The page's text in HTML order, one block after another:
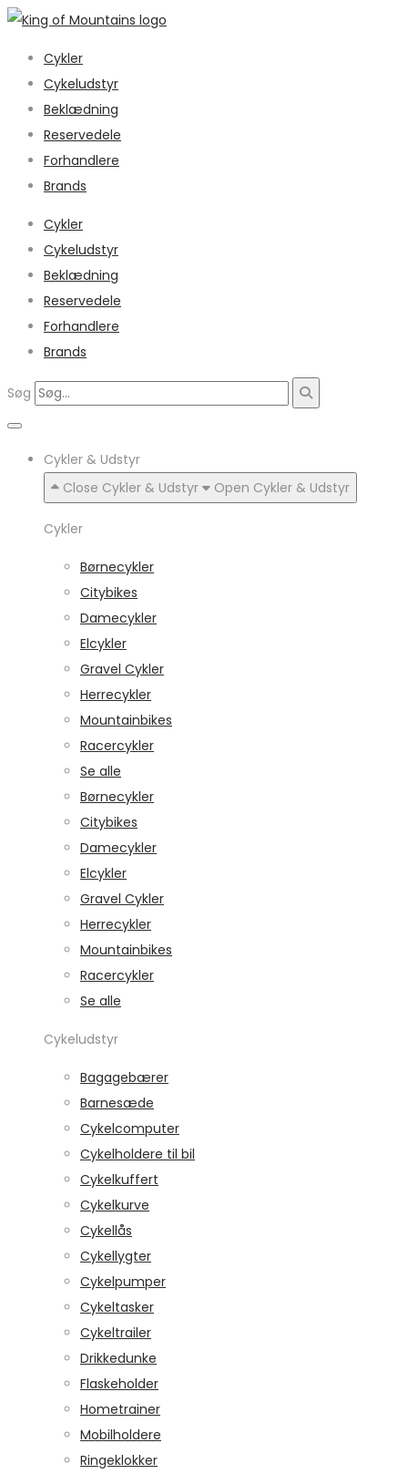
Cykler
Cykeludstyr
Beklædning
Reservedele
Forhandlere
Brands
Cykler
Cykeludstyr
Beklædning
Reservedele
Forhandlere
Brands
Søg
Cykler & Udstyr
Close Cykler & Udstyr
Open Cykler & Udstyr
Cykler
Børnecykler
Citybikes
Damecykler
Elcykler
Gravel Cykler
Herrecykler
Mountainbikes
Racercykler
Se alle
Børnecykler
Citybikes
Damecykler
Elcykler
Gravel Cykler
Herrecykler
Mountainbikes
Racercykler
Se alle
Cykeludstyr
Bagagebærer
Barnesæde
Cykelcomputer
Cykelholdere til bil
Cykelkuffert
Cykelkurve
Cykellås
Cykellygter
Cykelpumper
Cykeltasker
Cykeltrailer
Drikkedunke
Flaskeholder
Hometrainer
Mobilholdere
Ringeklokker